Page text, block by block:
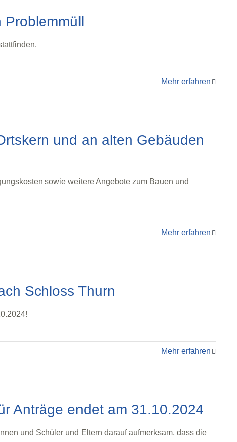
Problemmüll
Mehr erfahren
und an alten Gebäuden
sowie weitere Angebote zum Bauen und
Mehr erfahren
Schloss Thurn
Mehr erfahren
Anträge endet am 31.10.2024
und Schüler und Eltern darauf aufmerksam, dass die